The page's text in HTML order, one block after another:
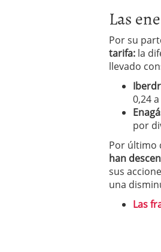
Las
Por su
tarifa: la
llevado
0,24
por
Por último
han
sus
una
Las